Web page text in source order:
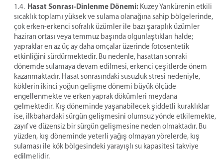
Hasat Sonrası-Dinlenme Dönemi: Kuzey Yarıkürenin etkili
sıcaklık toplamı yüksek ve sulama olanağına sahip bölgelerinde,
çok erken-erkenci sofralık üzümler ile bazı şaraplık üzümler
haziran ortası veya temmuz başında olgunlaştıkları halde;
yapraklar en az üç ay daha omçalar üzerinde fotosentetik
etkinliğini sürdürmektedir. Bu nedenle, hasattan sonraki
dönemde sulamaya devam edilmesi, erkenci çeşitlerde önem
kazanmaktadır. Hasat sonrasındaki susuzluk stresi nedeniyle,
köklerin ikinci yoğun gelişme dönemi büyük ölçüde
engellenmekte ve erken yaprak dökümleri meydana
gelmektedir. Kış döneminde yaşanabilecek şiddetli kuraklıklar
ise, ilkbahardaki sürgün gelişmesini olumsuz yönde etkilemekte,
zayıf ve düzensiz bir sürgün gelişmesine neden olmaktadır. Bu
yüzden, kış döneminde yeterli yağış olmayan yörelerde, kış
sulaması ile kök bölgesindeki yarayışlı su kapasitesi takviye
edilmelidir.